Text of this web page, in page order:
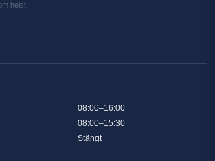
helst.
08:00–16:00
08:00–15:30
Stängt